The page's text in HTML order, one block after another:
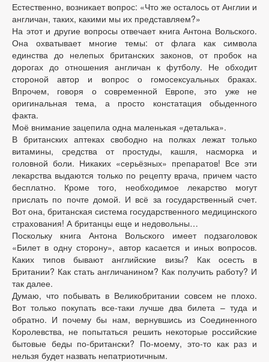
Естественно, возникает вопрос: «Что же осталось от Англии и
англичан, таких, какими мы их представляем?»
На этот и другие вопросы отвечает книга Антона Вольского.
Она охватывает многие темы: от флага как символа
единства до нелепых британских законов, от пробок на
дорогах до отношения англичан к футболу. Не обходит
стороной автор и вопрос о гомосексуальных браках.
Впрочем, говоря о современной Европе, это уже не
оригинальная тема, а просто констатация обыденного
факта.
Моё внимание зацепила одна маленькая «деталька».
В британских аптеках свободно на полках лежат только
витамины, средства от простуды, кашля, насморка и
головной боли. Никаких «серьёзных» препаратов! Все эти
лекарства выдаются только по рецепту врача, причем часто
бесплатно. Кроме того, необходимое лекарство могут
прислать по почте домой. И всё за государственный счет.
Вот она, британская система государственного медицинского
страхования! А британцы еще и недовольны…
Поскольку книга Антона Вольского имеет подзаголовок
«Билет в одну сторону», автор касается и иных вопросов.
Каких типов бывают английские визы? Как осесть в
Британии? Как стать англичанином? Как получить работу? И
так далее.
Думаю, что побывать в Великобритании совсем не плохо.
Вот только покупать все-таки лучше два билета – туда и
обратно. И почему бы нам, вернувшись из Соединенного
Королевства, не попытаться решить некоторые российские
бытовые беды по-британски? По-моему, это-то как раз и
нельзя будет назвать непатриотичным.